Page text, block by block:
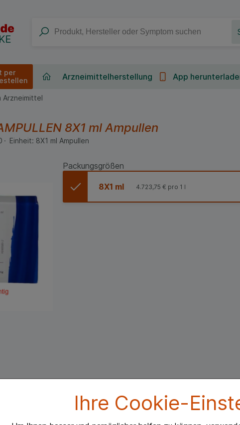
Ihre Cookie-
per
Arzneimittelherstellung App
Arzneimittel
8X1 mlAmpullen
Einheit: 8X1 ml Ampullen
Packungsgrößen
8X1 ml 4.723,75 € pro 1 l